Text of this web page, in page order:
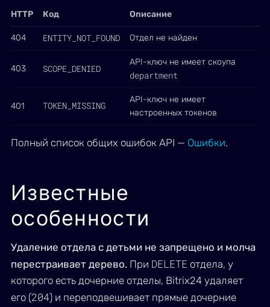
HTTP Код Описание
404 ENTITY_NOT_FOUND Отдел не найден
403 SCOPE_DENIED
API-ключ не имеет скоупа
department
401 TOKEN_MISSING
API-ключ не имеет
настроенных токенов
Полный список общих ошибок API — Ошибки.
Известные
особенности
Удаление отдела с детьми не запрещено и молча
перестраивает дерево. При DELETE отдела, у
которого есть дочерние отделы, Bitrix24 удаляет
его (204) и переподвешивает прямые дочерние